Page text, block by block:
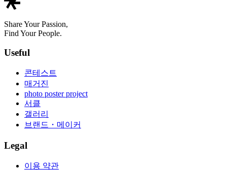
Share Your Passion,
Find Your People.
Useful
콘테스트
매거진
photo poster project
서클
갤러리
브랜드・메이커
Legal
이용 약관